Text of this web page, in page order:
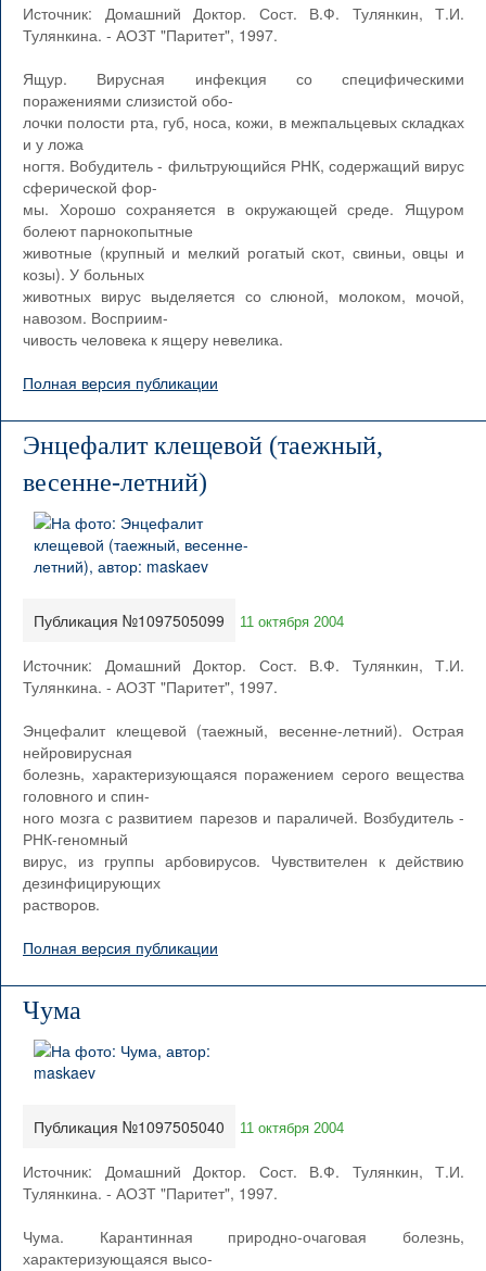
Источник: Домашний Доктор. Сост. В.Ф. Тулянкин, Т.И.
Тулянкина. - АОЗТ "Паритет", 1997.
Ящур. Вирусная инфекция со специфическими
поражениями слизистой обо-
лочки полости рта, губ, носа, кожи, в межпальцевых складках
и у ложа
ногтя. Вобудитель - фильтрующийся РНК, содержащий вирус
сферической фор-
мы. Хорошо сохраняется в окружающей среде. Ящуром
болеют парнокопытные
животные (крупный и мелкий рогатый скот, свиньи, овцы и
козы). У больных
животных вирус выделяется со слюной, молоком, мочой,
навозом. Восприим-
чивость человека к ящеру невелика.
Полная версия публикации
Энцефалит клещевой (таежный,
весенне-летний)
Публикация №1097505099 11 октября 2004
Источник: Домашний Доктор. Сост. В.Ф. Тулянкин, Т.И.
Тулянкина. - АОЗТ "Паритет", 1997.
Энцефалит клещевой (таежный, весенне-летний). Острая
нейровирусная
болезнь, характеризующаяся поражением серого вещества
головного и спин-
ного мозга с развитием парезов и параличей. Возбудитель -
РНК-геномный
вирус, из группы арбовирусов. Чувствителен к действию
дезинфицирующих
растворов.
Полная версия публикации
Чума
Публикация №1097505040 11 октября 2004
Источник: Домашний Доктор. Сост. В.Ф. Тулянкин, Т.И.
Тулянкина. - АОЗТ "Паритет", 1997.
Чума. Карантинная природно-очаговая болезнь,
характеризующаяся высо-